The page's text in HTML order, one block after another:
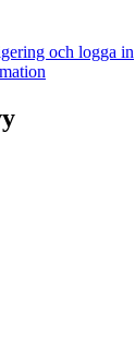
och logga in